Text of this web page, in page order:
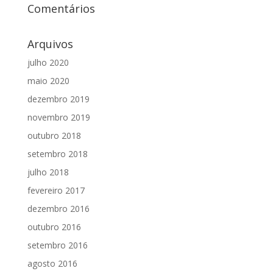
Comentários
Arquivos
julho 2020
maio 2020
dezembro 2019
novembro 2019
outubro 2018
setembro 2018
julho 2018
fevereiro 2017
dezembro 2016
outubro 2016
setembro 2016
agosto 2016